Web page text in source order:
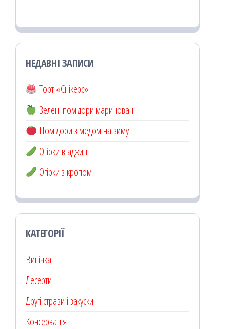
НЕДАВНІ ЗАПИСИ
Торт «Снікерс»
Зелені помідори мариновані
Помідори з медом на зиму
Огірки в аджиці
Огірки з кропом
КАТЕГОРІЇ
Випічка
Десерти
Другі страви і закуски
Консервація